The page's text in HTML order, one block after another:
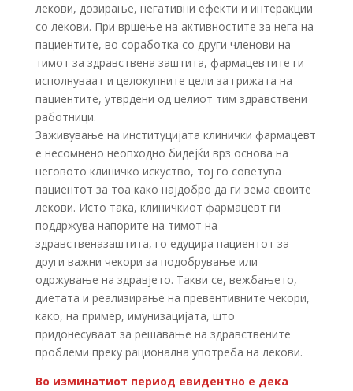
лекови, дозирање, негативни ефекти и интеракции
со лекови. При вршење на активностите за нега на
пациентите, во соработка со други членови на
тимот за здравствена заштита, фармацевтите ги
исполнуваат и целокупните цели за грижата на
пациентите, утврдени од целиот тим здравствени
работници.
Заживување на институцијата клинички фармацевт
е несомнено неопходно бидејќи врз основа на
неговото клиничко искуство, тој го советува
пациентот за тоа како најдобро да ги зема своите
лекови. Исто така, клиничкиот фармацевт ги
поддржува напорите на тимот на
здравственазаштита, го едуцира пациентот за
други важни чекори за подобрување или
одржување на здравјето. Такви се, вежбањето,
диетата и реализирање на превентивните чекори,
како, на пример, имунизацијата, што
придонесуваат за решавање на здравствените
проблеми преку рационална употреба на лекови.
Во изминатиот период евидентно е дека